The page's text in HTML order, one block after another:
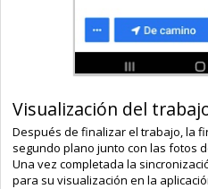
Visualización del
Después de finalizar el trabajo, la
segundo plano junto con las fotos
Una vez completada la
para su visualización en la